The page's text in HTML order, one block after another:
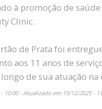
à promoção de
Clinic.
de Prata foi
aos 11 anos de
de sua atuação na
10:00 - Atualizado em 15/12/2025 -